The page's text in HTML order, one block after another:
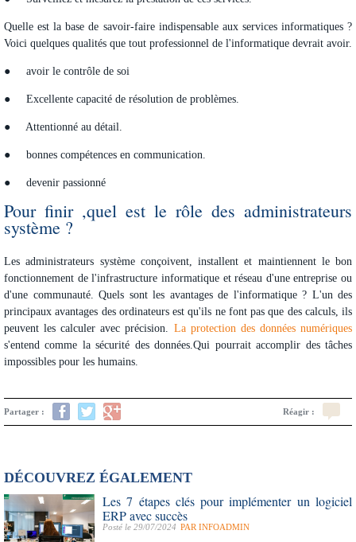
Quelle est la base de savoir-faire indispensable aux services informatiques ?
Voici quelques qualités que tout professionnel de l'informatique devrait avoir.
● avoir le contrôle de soi
● Excellente capacité de résolution de problèmes.
● Attentionné au détail.
● bonnes compétences en communication.
● devenir passionné
Pour finir ,quel est le rôle des administrateurs
système ?
Les administrateurs système conçoivent, installent et maintiennent le bon
fonctionnement de l'infrastructure informatique et réseau d'une entreprise ou
d'une communauté. Quels sont les avantages de l'informatique ? L'un des
principaux avantages des ordinateurs est qu'ils ne font pas que des calculs, ils
peuvent les calculer avec précision. La protection des données numériques
s'entend comme la sécurité des données.Qui pourrait accomplir des tâches
impossibles pour les humains.
Partager : Réagir :
DÉCOUVREZ ÉGALEMENT
Les 7 étapes clés pour implémenter un logiciel
ERP avec succès
Posté le 29/07/2024 PAR INFOADMIN